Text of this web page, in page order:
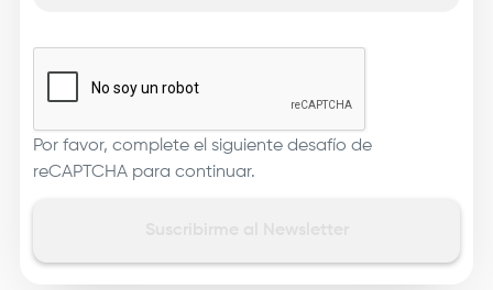
Por favor, complete el siguiente desafío de
reCAPTCHA para continuar.